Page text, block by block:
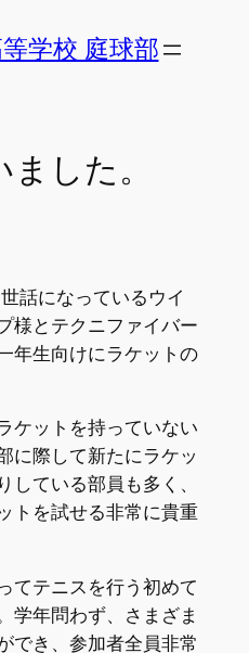
学校 庭球部
した。
話になっているウイ
様とテクニファイバー
年生向けにラケットの
ケットを持っていない
に際して新たにラケッ
している部員も多く、
トを試せる非常に貴重
てテニスを行う初めて
学年問わず、さまざま
でき、参加者全員非常